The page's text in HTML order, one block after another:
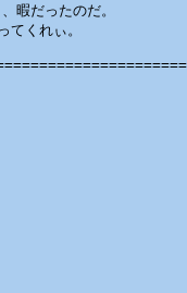
暇だったのだ。
くれぃ。